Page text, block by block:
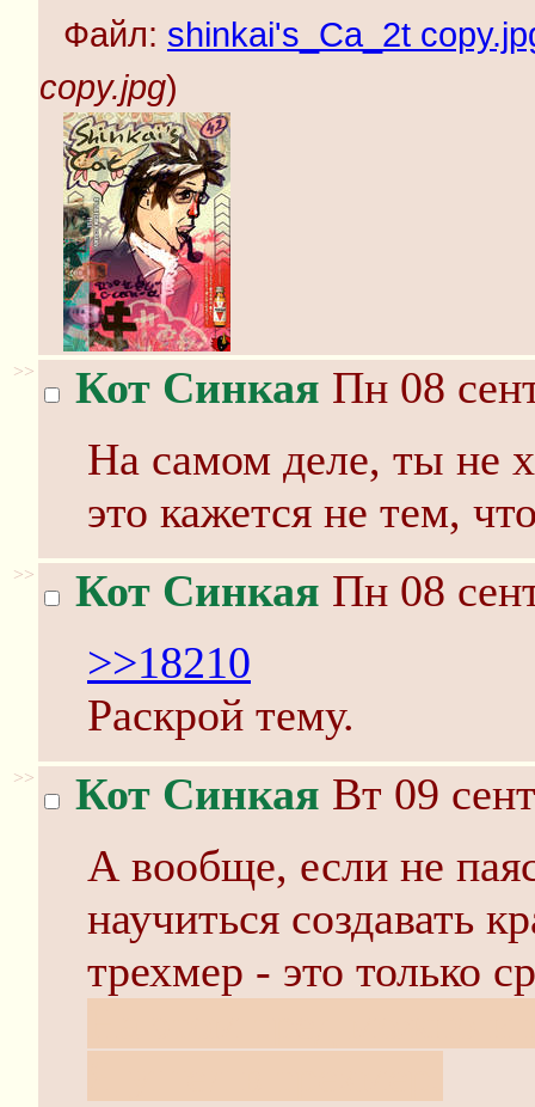
Файл: shinkai's_Ca_2t
copy.jpg)
>> Кот Синкая Пн 08
На самом деле, ты не
это кажется не тем,
>> Кот Синкая Пн 08
>>18210
Раскрой тему.
>> Кот Синкая Вт 09
А вообще, если не
научиться создавать
трехмер - это только